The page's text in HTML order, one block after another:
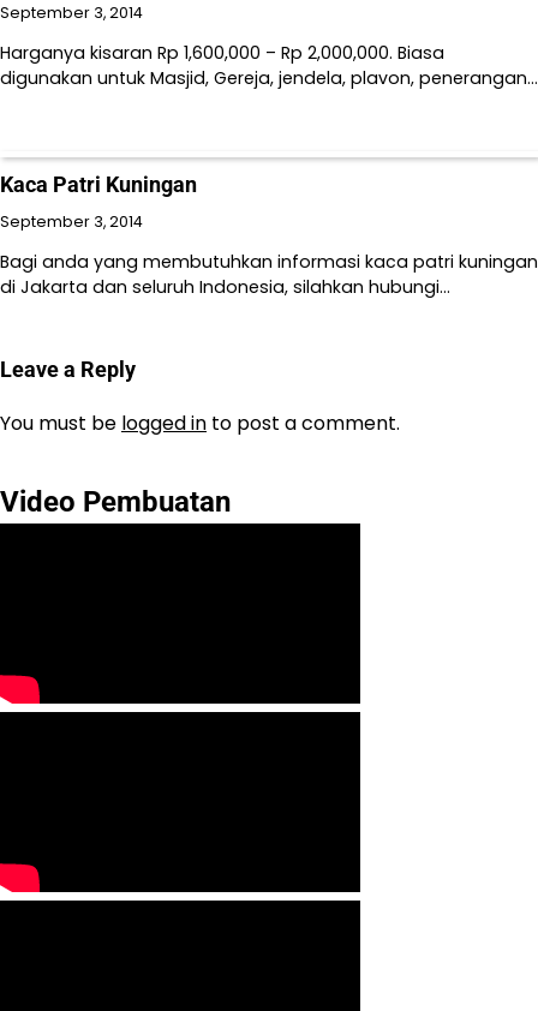
September 3, 2014
Harganya kisaran Rp 1,600,000 – Rp 2,000,000. Biasa
digunakan untuk Masjid, Gereja, jendela, plavon, penerangan…
Kaca Patri Kuningan
September 3, 2014
Bagi anda yang membutuhkan informasi kaca patri kuningan
di Jakarta dan seluruh Indonesia, silahkan hubungi…
Leave a Reply
You must be logged in to post a comment.
Video Pembuatan